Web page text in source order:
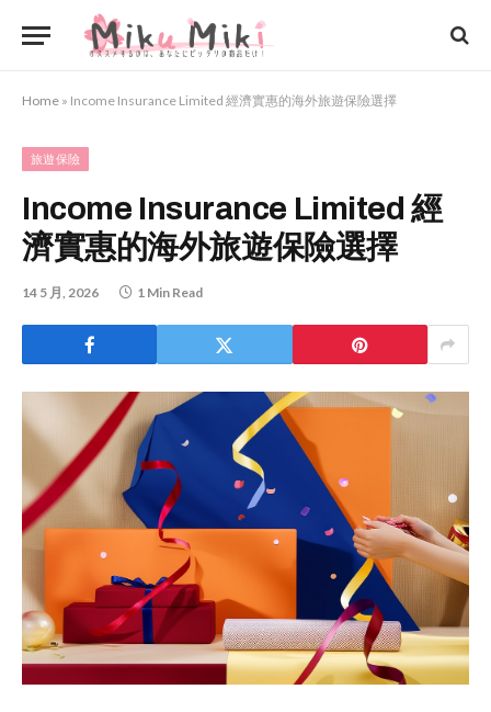
Home » Income Insurance Limited 經濟實惠的海外旅遊保險選擇
旅遊保險
Income Insurance Limited 經
濟實惠的海外旅遊保險選擇
14 5 月, 2026 1 Min Read